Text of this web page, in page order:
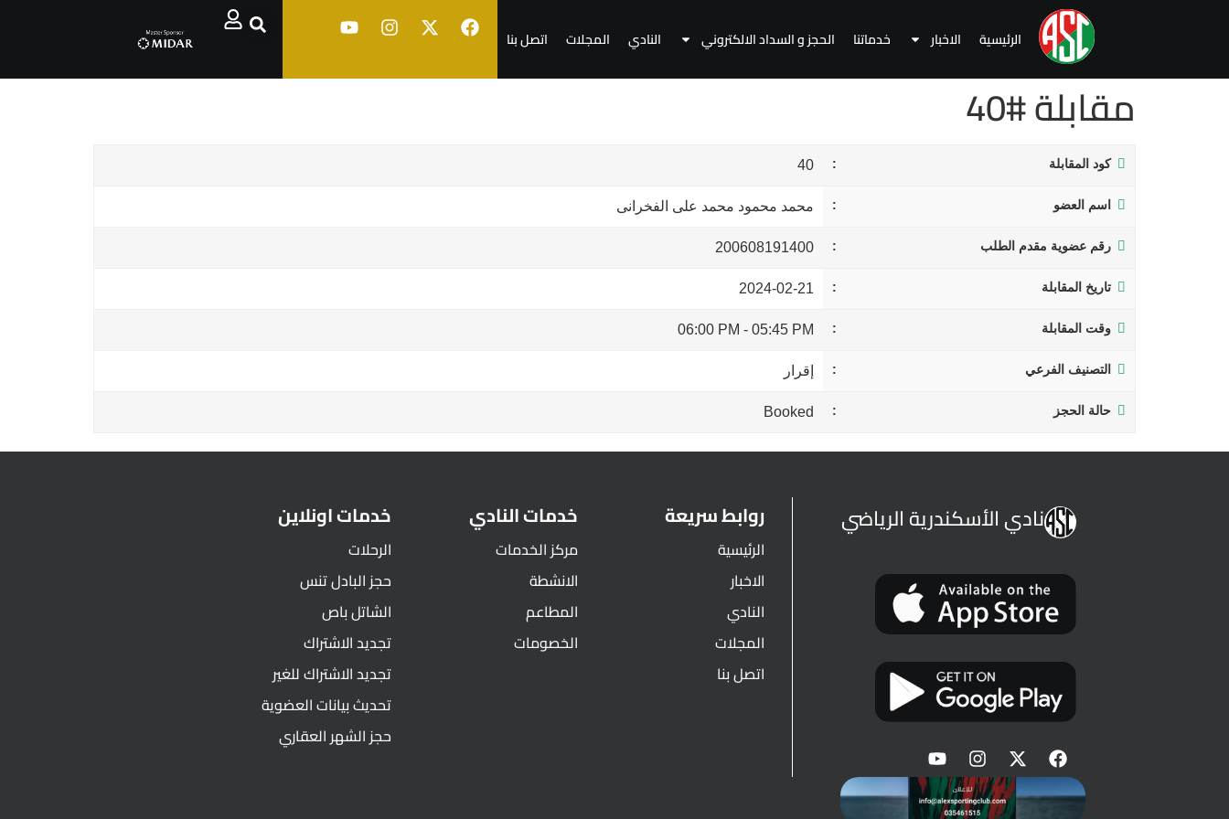
الرئيسية الاخبار خدماتنا الحجز و السداد الالكتروني النادي المجلات اتصل بنا
مقابلة #40
كود المقابلة 40
اسم العضو محمد محمود محمد على الفخرانى
رقم عضوية مقدم الطلب 200608191400
تاريخ المقابلة 2024-02-21
وقت المقابلة 05:45 PM
-
06:00 PM
التصنيف الفرعي إقرار
حالة الحجز Booked
نادي الأسكندرية الرياضي روابط سريعة
الرئيسية
الاخبار
النادي
المجلات
اتصل بنا
خدمات النادي
مركز الخدمات
الانشطة
المطاعم
الخصومات
خدمات اونلاين
الرحلات
حجز البادل تنس
الشاتل باص
تجديد الاشتراك
تجديد الاشتراك للغير
تحديث بيانات العضوية
حجز الشهر العقاري